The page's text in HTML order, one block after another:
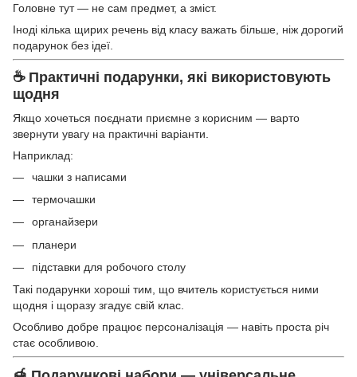
Головне тут — не сам предмет, а зміст.
Іноді кілька щирих речень від класу важать більше, ніж дорогий
подарунок без ідеї.
☕ Практичні подарунки, які використовують
щодня
Якщо хочеться поєднати приємне з корисним — варто
звернути увагу на практичні варіанти.
Наприклад:
чашки з написами
термочашки
органайзери
планери
підставки для робочого столу
Такі подарунки хороші тим, що вчитель користується ними
щодня і щоразу згадує свій клас.
Особливо добре працює персоналізація — навіть проста річ
стає особливою.